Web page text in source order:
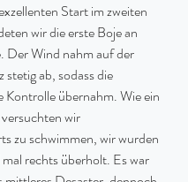
Start im zweiten
wir die erste Boje an
Der Wind nahm auf der
stetig ab, sodass die
Kontrolle übernahm. Wie ein
wir
zu schwimmen, wir wurden
rechts überholt. Es war